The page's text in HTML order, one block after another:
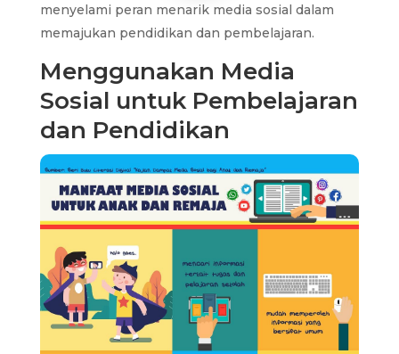
menyelami peran menarik media sosial dalam
memajukan pendidikan dan pembelajaran.
Menggunakan Media
Sosial untuk Pembelajaran
dan Pendidikan